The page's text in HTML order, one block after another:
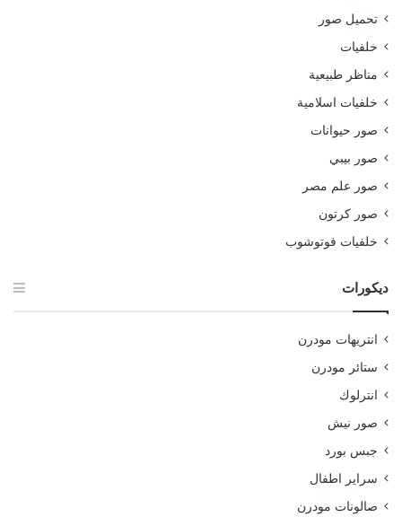
تحميل صور
خلفيات
مناظر طبيعية
خلفيات اسلامية
صور حيوانات
صور بيبي
صور علم مصر
صور كرتون
خلفيات فوتوشوب
ديكورات
انتريهات مودرن
ستائر مودرن
انترلوك
صور نيش
جبس بورد
سراير اطفال
صالونات مودرن